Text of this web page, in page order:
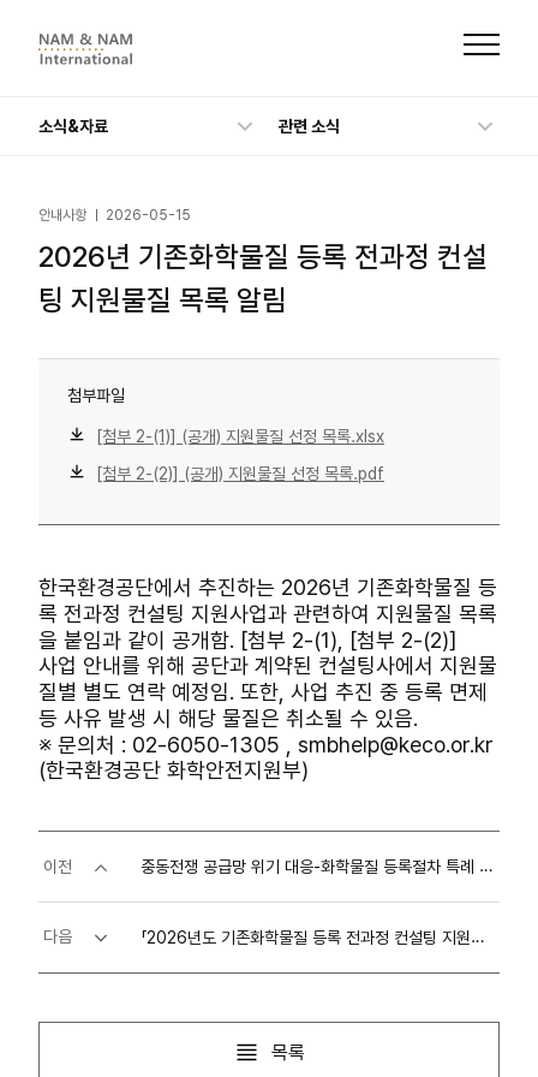
가
소식&자료 관련 소식
안내사항 2026-05-15
2026년 기존화학물질 등록 전과정 컨설
팅 지원물질 목록 알림
첨부파일
[첨부 2-(1)] (공개) 지원물질 선정 목록.xlsx
[첨부 2-(2)] (공개) 지원물질 선정 목록.pdf
한국환경공단에서 추진하는 2026년 기존화학물질 등
록 전과정 컨설팅 지원사업과 관련하여 지원물질 목록
을 붙임과 같이 공개함. [첨부 2-(1), [첨부 2-(2)]
사업 안내를 위해 공단과 계약된 컨설팅사에서 지원물
질별 별도 연락 예정임. 또한, 사업 추진 중 등록 면제
등 사유 발생 시 해당 물질은 취소될 수 있음.
※ 문의처 : 02-6050-1305 , smbhelp@keco.or.kr
(한국환경공단 화학안전지원부)
이전 중동전쟁 공급망 위기 대응-화학물질 등록절차 특례 4월 10일부터 조기 적용 보도자료
다음 「2026년도 기존화학물질 등록 전과정 컨설팅 지원사업」 추가공고 신청 안내
목록